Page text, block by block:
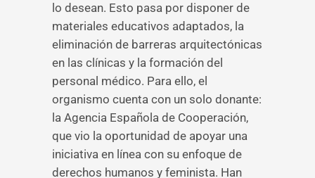
lo desean. Esto pasa por disponer de
materiales educativos adaptados, la
eliminación de barreras arquitectónicas
en las clínicas y la formación del
personal médico. Para ello, el
organismo cuenta con un solo donante:
la Agencia Española de Cooperación,
que vio la oportunidad de apoyar una
iniciativa en línea con su enfoque de
derechos humanos y feminista. Han